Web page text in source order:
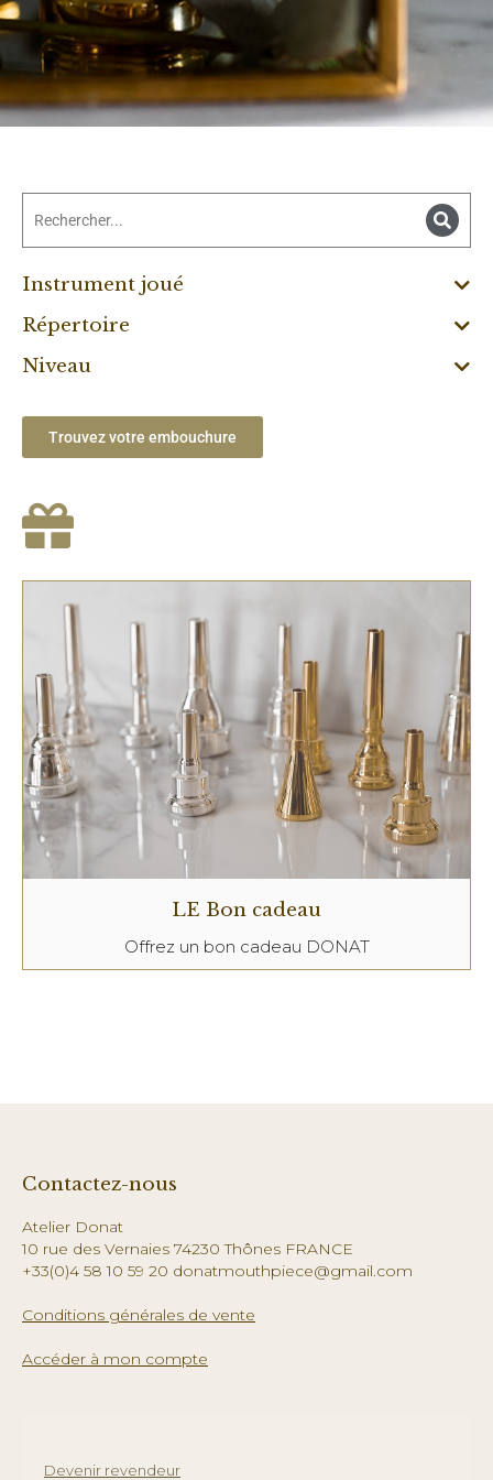
Instrument joué
Répertoire
Niveau
Trouvez votre embouchure
LE Bon cadeau
Offrez un bon cadeau DONAT
Contactez-nous
Atelier Donat
10 rue des Vernaies 74230 Thônes FRANCE
+33(0)4 58 10 59 20 donatmouthpiece@gmail.com
Conditions générales de vente
Accéder à mon compte
Devenir revendeur